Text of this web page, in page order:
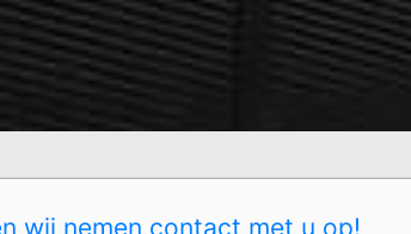
wij nemen contact met u op!